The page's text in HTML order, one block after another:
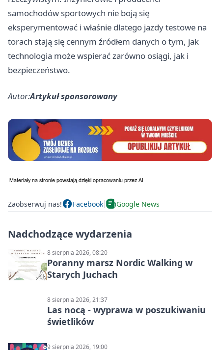
samochodów sportowych nie boją się
eksperymentować i właśnie dlatego jazdy testowe na
torach stają się cennym źródłem danych o tym, jak
technologia może wspierać zarówno osiągi, jak i
bezpieczeństwo.
Autor:Artykuł sponsorowany
Zaobserwuj nas! Facebook Google News
Nadchodzące wydarzenia
8 sierpnia 2026, 08:20
Poranny marsz Nordic Walking w
Starych Juchach
8 sierpnia 2026, 21:37
Las nocą - wyprawa w poszukiwaniu
świetlików
9 sierpnia 2026, 19:00